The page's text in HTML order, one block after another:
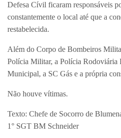
Defesa Cívil ficaram responsáveis
constantemente o local até que a
restabelecida.
Além do Corpo de Bombeiros
Polícia Militar, a Polícia Rodoviária
Municipal, a SC Gás e a própria
Não houve vítimas.
Texto: Chefe de Socorro de
1° SGT BM Schneider